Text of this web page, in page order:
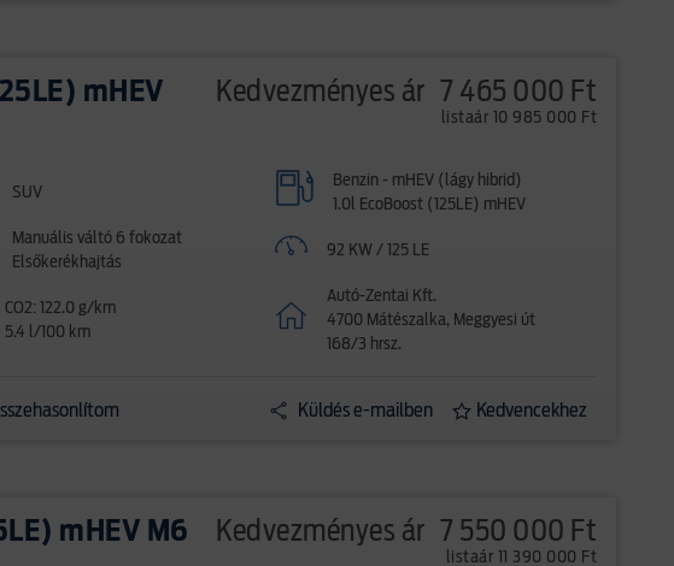
mHEV
Kedvezményes ár 7 465 000 Ft
listaár 10 985 000 Ft
SUV
Benzin - mHEV (lágy hibrid)
1.0l EcoBoost (125LE) mHEV
Manuális váltó 6 fokozat
Elsőkerékhajtás
92 KW / 125 LE
CO2: 122.0 g/km
5.4 l/100 km
Autó-Zentai Kft.
4700 Mátészalka, Meggyesi út
168/3 hrsz.
Küldés e-mailben Kedvencekhez
mHEV M6 Kedvezményes ár 7 550 000 Ft
listaár 11 390 000 Ft